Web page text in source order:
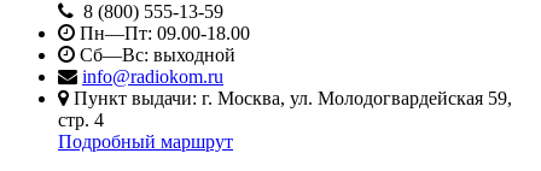
8 (800) 555-13-59
Пн—Пт: 09.00-18.00
Сб—Вс: выходной
info@radiokom.ru
Пункт выдачи: г. Москва, ул. Молодогвардейская 59,
стр. 4
Подробный маршрут